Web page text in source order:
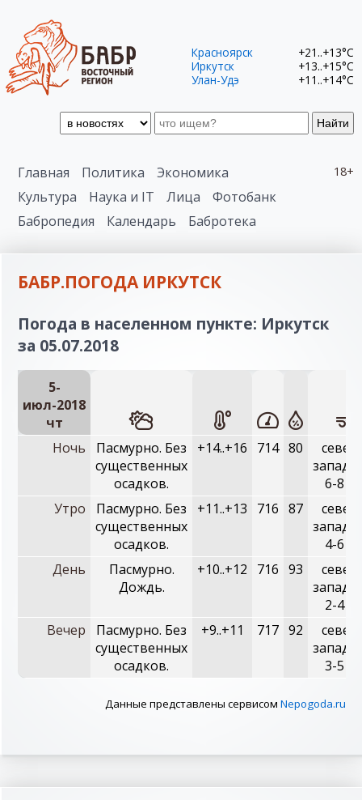
Найти
Красноярск
+21..+13°C
Иркутск
+13..+15°C
Улан-Удэ
+11..+14°C
18+
Главная Политика
Экономика
Культура
Наука и IT Лица
Фотобанк
Бабропедия
Календарь Бабротека
БАБР.ПОГОДА ИРКУТСК
Погода в населенном пункте: Иркутск
за 05.07.2018
5-
июл-2018
чт
Ночь
Пасмурно. Без
существенных
осадков.
+14..+16 714 80
6-8
Утро
Пасмурно. Без
существенных
осадков.
+11..+13 716 87
4-6
День
Пасмурно.
Дождь.
+10..+12 716 93
2-4
Вечер
Пасмурно. Без
существенных
осадков.
+9..+11 717 92
3-5
Данные представлены сервисом Nepogoda.ru